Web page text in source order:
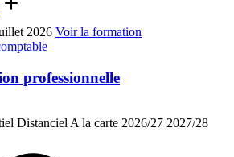
2026 Voir la formation
professionnelle
Distanciel A la carte 2026/27 2027/28